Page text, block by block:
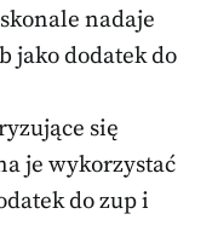
nadaje
jako dodatek do
się
je wykorzystać
do zup i